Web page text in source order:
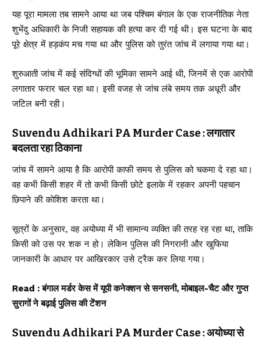
यह पूरा मामला तब सामने आया था जब पश्चिम बंगाल के एक राजनीतिक नेता
शुभेंदु अधिकारी के निजी सहायक की हत्या कर दी गई थी। इस घटना के बाद
पूरे क्षेत्र में हड़कंप मच गया था और पुलिस को तुरंत जांच में लगाया गया था।
शुरुआती जांच में कई संदिग्धों की भूमिका सामने आई थी, जिनमें से एक आरोपी
लगातार फरार चल रहा था। इसी वजह से जांच लंबे समय तक अधूरी और
जटिल बनी रही।
Suvendu Adhikari PA Murder Case : लगातार
बदलता रहा ठिकाना
जांच में सामने आया है कि आरोपी काफी समय से पुलिस को चकमा दे रहा था।
वह कभी किसी शहर में तो कभी किसी छोटे इलाके में रहकर अपनी पहचान
छिपाने की कोशिश करता था।
सूत्रों के अनुसार, वह अयोध्या में भी सामान्य व्यक्ति की तरह रह रहा था, ताकि
किसी को उस पर शक न हो। लेकिन पुलिस की निगरानी और खुफिया
जानकारी के आधार पर आखिरकार उसे ट्रैक कर लिया गया।
Read :बंगाल मर्डर केस में यूपी कनेक्शन से सनसनी, मोबाइल-चैट और गुप्त
सुरागों ने बढ़ाई पुलिस की टेंशन
Suvendu Adhikari PA Murder Case : अयोध्या से